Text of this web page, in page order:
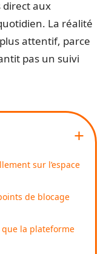
direct aux
La réalité
attentif, parce
pas un suivi
sur l’espace
de blocage
la plateforme